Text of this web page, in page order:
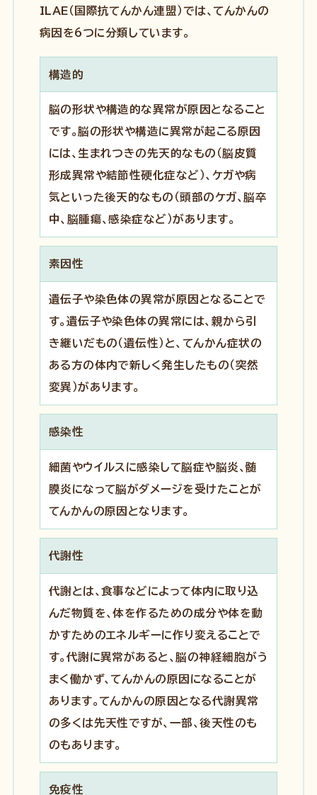
ILAE（国際抗てんかん連盟）では、てんかんの
病因を6つに分類しています。
構造的
脳の形状や構造的な異常が原因となること
です。脳の形状や構造に異常が起こる原因
には、生まれつきの先天的なもの（脳皮質
形成異常や結節性硬化症など）、ケガや病
気といった後天的なもの（頭部のケガ、脳卒
中、脳腫瘍、感染症など）があります。
素因性
遺伝子や染色体の異常が原因となることで
す。遺伝子や染色体の異常には、親から引
き継いだもの（遺伝性）と、てんかん症状の
ある方の体内で新しく発生したもの（突然
変異）があります。
感染性
細菌やウイルスに感染して脳症や脳炎、髄
膜炎になって脳がダメージを受けたことが
てんかんの原因となります。
代謝性
代謝とは、食事などによって体内に取り込
んだ物質を、体を作るための成分や体を動
かすためのエネルギーに作り変えることで
す。代謝に異常があると、脳の神経細胞がう
まく働かず、てんかんの原因になることが
あります。てんかんの原因となる代謝異常
の多くは先天性ですが、一部、後天性のも
のもあります。
免疫性